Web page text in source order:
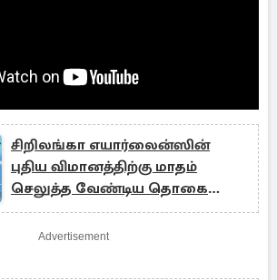
சிறிலங்கா எயார்லைன்ஸின்
புதிய விமானத்திற்கு மாதம்
செலுத்த வேண்டிய தொகை
இதுதான்.!
Advertisement